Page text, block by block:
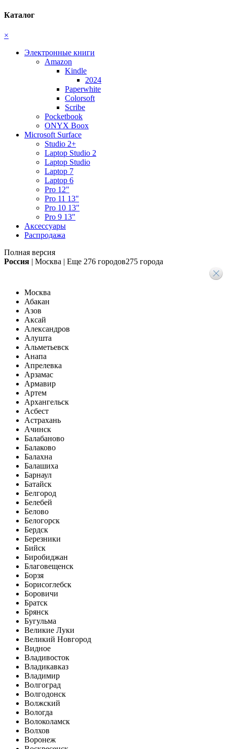
Каталог
×
Электронные книги
Amazon
Kindle
2024
Paperwhite
Colorsoft
Scribe
Pocketbook
ONYX Boox
Microsoft Surface
Studio 2+
Laptop Studio 2
Laptop Studio
Laptop 7
Laptop 6
Pro 12"
Pro 11 13"
Pro 10 13"
Pro 9 13"
Аксессуары
Распродажа
Полная версия
Россия | Москва | Еще 276 городов275 города
Москва
Абакан
Азов
Аксай
Александров
Алушта
Альметьевск
Анапа
Апрелевка
Арзамас
Армавир
Артем
Архангельск
Асбест
Астрахань
Ачинск
Балабаново
Балаково
Балахна
Балашиха
Барнаул
Батайск
Белгород
Белебей
Белово
Белогорск
Бердск
Березники
Бийск
Биробиджан
Благовещенск
Борзя
Борисоглебск
Боровичи
Братск
Брянск
Бугульма
Великие Луки
Великий Новгород
Видное
Владивосток
Владикавказ
Владимир
Волгоград
Волгодонск
Волжский
Вологда
Волоколамск
Волхов
Воронеж